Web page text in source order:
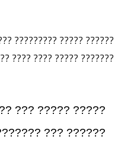
????? ??????? ??? ??????
???? ???? ????????
???? ?? ??? ???
???????: